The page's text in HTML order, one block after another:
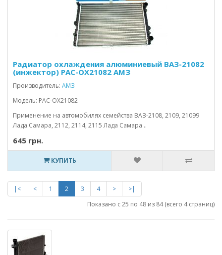
Радиатор охлаждения алюминиевый ВАЗ-21082
(инжектор) PAC-OX21082 АМЗ
Производитель: АМЗ
Модель: PAC-OX21082
Применение на автомобилях семейства ВАЗ-2108, 2109, 21099
Лада Самара, 2112, 2114, 2115 Лада Самара ..
645 грн.
КУПИТЬ
|< < 1 2 3 4 >
>|
Показано с 25 по 48 из 84 (всего 4 страниц)